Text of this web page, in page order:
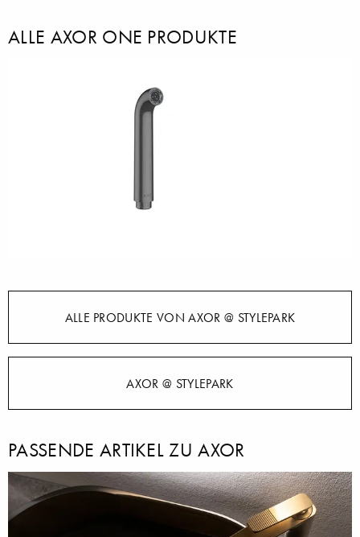
ALLE AXOR ONE PRODUKTE
ALLE PRODUKTE VON AXOR @ STYLEPARK
AXOR @ STYLEPARK
PASSENDE ARTIKEL ZU AXOR